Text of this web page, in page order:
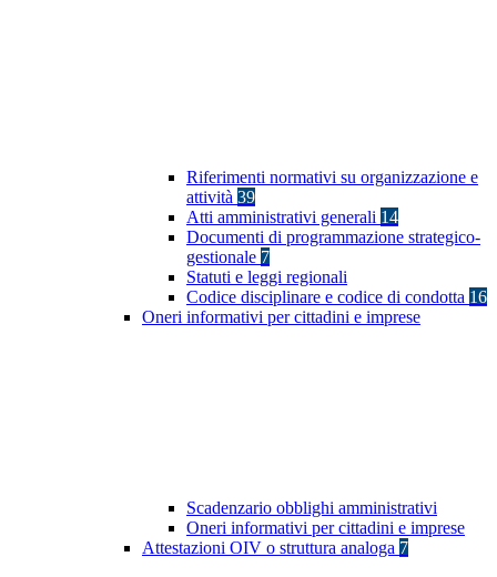
Riferimenti normativi su organizzazione e
attività 39
Atti amministrativi generali 14
Documenti di programmazione strategico-
gestionale 7
Statuti e leggi regionali
Codice disciplinare e codice di condotta 16
Oneri informativi per cittadini e imprese
Scadenzario obblighi amministrativi
Oneri informativi per cittadini e imprese
Attestazioni OIV o struttura analoga 7